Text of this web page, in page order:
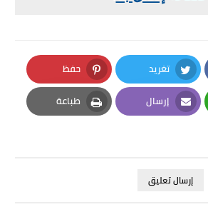
تغريد
Twitter
حفظ
Pinterest
إرسال
Email
طباعة
Print
إرسال تعليق